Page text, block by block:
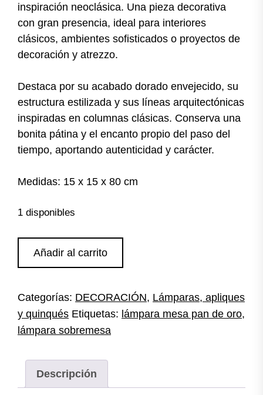
inspiración neoclásica. Una pieza decorativa
con gran presencia, ideal para interiores
clásicos, ambientes sofisticados o proyectos de
decoración y atrezzo.
Destaca por su acabado dorado envejecido, su
estructura estilizada y sus líneas arquitectónicas
inspiradas en columnas clásicas. Conserva una
bonita pátina y el encanto propio del paso del
tiempo, aportando autenticidad y carácter.
Medidas: 15 x 15 x 80 cm
1 disponibles
policromada
cantidad
Añadir al carrito
Categorías: DECORACIÓN, Lámparas, apliques
y quinqués Etiquetas: lámpara mesa pan de oro,
lámpara sobremesa
Descripción